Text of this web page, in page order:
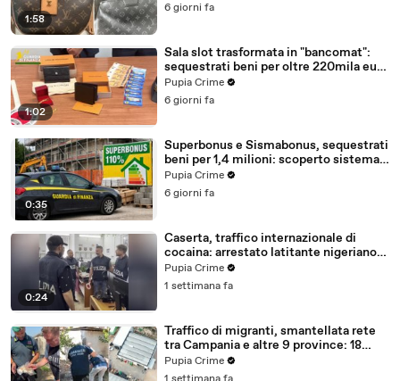
1:58
6 giorni fa
1:02
Sala slot trasformata in "bancomat":
sequestrati beni per oltre 220mila euro
a due coniugi (29.07.26)
Pupia Crime
6 giorni fa
0:35
Superbonus e Sismabonus, sequestrati
beni per 1,4 milioni: scoperto sistema
con false abitazioni (29.07.26)
Pupia Crime
6 giorni fa
0:24
Caserta, traffico internazionale di
cocaina: arrestato latitante nigeriano
ricercato dal 2019 (28.07.26)
Pupia Crime
1 settimana fa
Traffico di migranti, smantellata rete
tra Campania e altre 9 province: 18
arresti (27.07.26)
Pupia Crime